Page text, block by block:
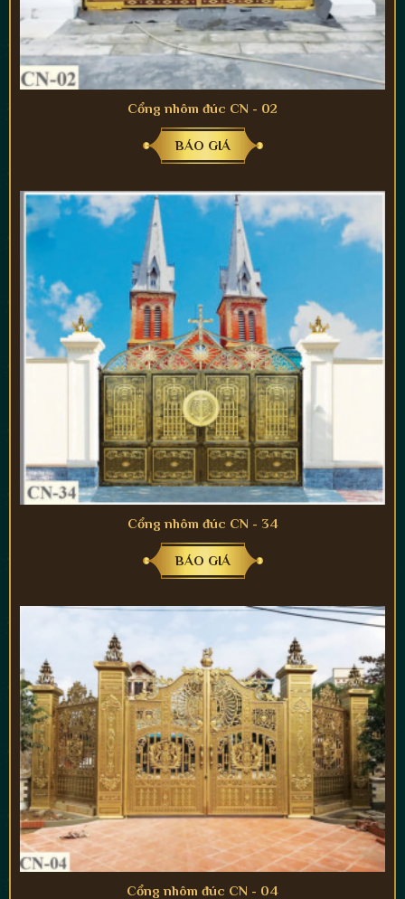
Cổng nhôm đúc CN - 02
BÁO GIÁ
Cổng nhôm đúc CN - 34
BÁO GIÁ
Cổng nhôm đúc CN - 04